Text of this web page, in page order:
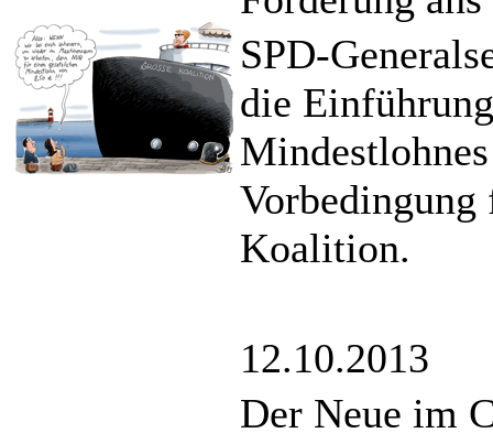
SPD-
die
Koalition.
12.10.2013
Der Neue im